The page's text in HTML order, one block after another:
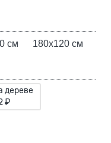
см 180х120 см